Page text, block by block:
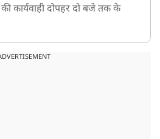
कार्यवाही दोपहर दो बजे तक के
मामले में और पांच लोग गिरफ्तार,